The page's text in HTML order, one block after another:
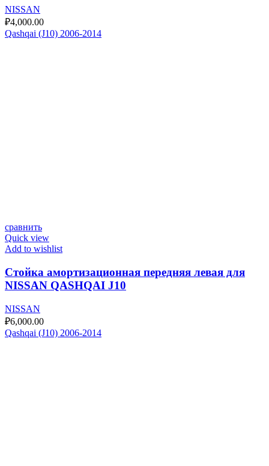
NISSAN
₽4,000.00
Qashqai (J10) 2006-2014
сравнить
Quick view
Add to wishlist
Стойка амортизационная передняя левая для
NISSAN QASHQAI J10
NISSAN
₽6,000.00
Qashqai (J10) 2006-2014